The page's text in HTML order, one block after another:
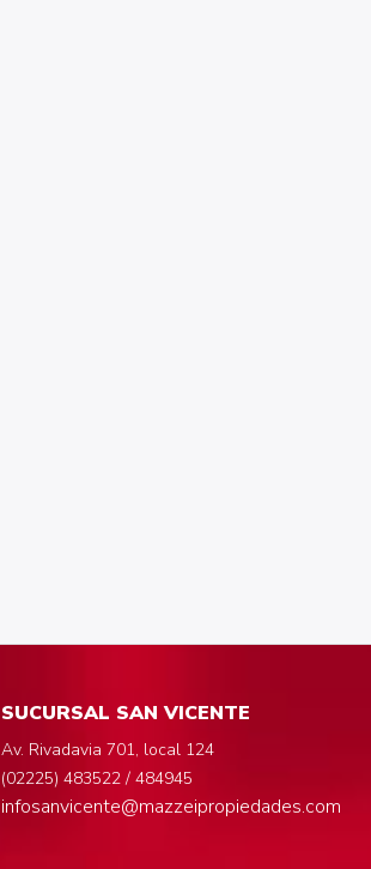
SUCURSAL SAN VICENTE
Av. Rivadavia 701, local 124
(02225) 483522 / 484945
infosanvicente@mazzeipropiedades.com